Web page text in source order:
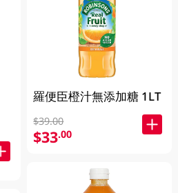
羅便臣橙汁無添加糖 1LT
$39.00
$33.00